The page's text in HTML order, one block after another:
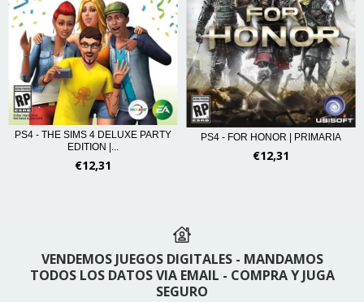
PS4 - THE SIMS 4 DELUXE PARTY
EDITION |...
€12,31
PS4 - FOR HONOR | PRIMARIA
€12,31
VENDEMOS JUEGOS DIGITALES - MANDAMOS
TODOS LOS DATOS VIA EMAIL - COMPRA Y JUGA
SEGURO